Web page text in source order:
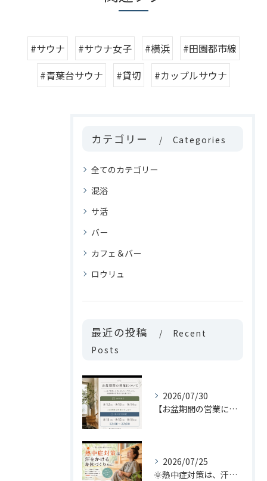
#サウナ #サウナ女子 #横浜
#田園都市線
#青葉台サウナ
#貸切 #カップルサウナ
カテゴリー Categories
全てのカテゴリー
混浴
サ活
バー
カフェ＆バー
ロウリュ
最近の投稿
Recent
Posts
2026/07/30
【お盆期間の営業について📢】
2026/07/25
🌞熱中症対策は、汗をかける身体づくりから。